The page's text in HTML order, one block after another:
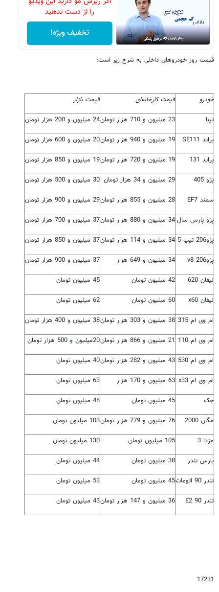
را از دست ندهید
تخفیف ویژه!
قیمت روز خودروهای داخلی به شرح زیر است:
خودرو قیمت کارخانه‌ای قیمت بازار
تیبا 23 میلیون و 710 هزار تومان 24 میلیون و 200 هزار تومان
پراید SE111 19 میلیون و 940 هزار تومان 20 میلیون و 600 هزار تومان
پراید 131 19 میلیون و 720 هزار تومان 19 میلیون و 850 هزار تومان
پژو 405 29 میلیون و 34 هزار تومان 30 میلیون و 500 هزار تومان
سمند EF7 28 میلیون و 855 هزار تومان 29 میلیون و 900 هزار تومان
پژو پارس سال 34 میلیون و 880 هزار تومان 37 میلیون و 700 هزار تومان
پژو206 تیپ 5 34 میلیون و 114 هزار تومان 37 میلیون و 850 هزار تومان
پژو206 v8 34 میلیون و 649 هزار 37 میلیون و 900 هزار تومان
لیفان 620 42 میلیون تومان 45 میلیون تومان
لیفان x60 60 میلیون تومان 62 میلیون تومان
ام وی ام 315 38 میلیون و 303 هزار تومان 38 میلیون و 400 هزار تومان
ام وی ام 110 21 میلیون و 866 هزار تومان 20میلیون و 500 هزار تومان
ام وی ام 530 43 میلیون و 282 هزار تومان 40 میلیون تومان
ام وی ام x33 63 میلیون و 170 هزار 63 میلیون تومان
جک 45 میلیون تومان 48 میلیون تومان
مگان 2000 76 میلیون و 779 هزار تومان 103 میلیون تومان
مزدا 3 105 میلیون تومان 130 میلیون تومان
پارس تندر 38 میلیون تومان 44 میلیون تومان
تندر 90 اتومات 45 میلیون تومان 53 میلیون تومان
تندر 90 E2 36 میلیون و 147 هزار تومان 43 میلیون تومان
17231